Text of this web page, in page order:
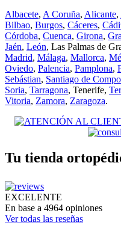
Albacete, A Coruña, Alicante,
Bilbao, Burgos, Cáceres,
Córdoba, Cuenca, Girona,
Jaén, León, Las Palmas de
Madrid, Málaga, Mallorca,
Oviedo, Palencia, Pamplona,
Sebástian, Santiago de
Soria, Tarragona, Tenerife,
Vitoria, Zamora, Zaragoza.
Tu tienda
EXCELENTE
En base a 4964 opiniones
Ver todas las reseñas